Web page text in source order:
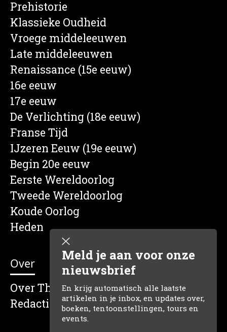
Meld je aan voor onze
nieuwsbrief
En krijg automatisch alle laatste
artikelen in je inbox, en updates over,
boeken, tentoonstellingen, tours en
events.
Prehistorie
Klassieke Oudheid
Vroege middeleeuwen
Late middeleeuwen
Renaissance (15e eeuw)
16e eeuw
17e eeuw
De Verlichting (18e eeuw)
Franse Tijd
IJzeren Eeuw (19e eeuw)
Begin 20e eeuw
Eerste Wereldoorlog
Tweede Wereldoorlog
Koude Oorlog
Heden
Over
Over The Dutch Historian
Redactie